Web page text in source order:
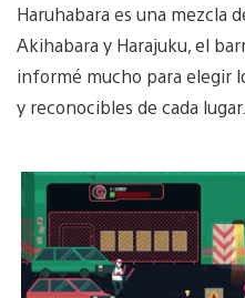
Haruhabara es una mezcla
Akihabara y Harajuku, el
informé mucho para elegir
y reconocibles de cada lugar.